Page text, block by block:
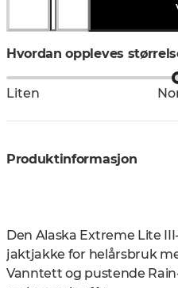
Hvordan oppleves
Liten
Produktinformasjon
Den Alaska Extreme Lite
jaktjakke for helårsbruk
Vanntett og pustende